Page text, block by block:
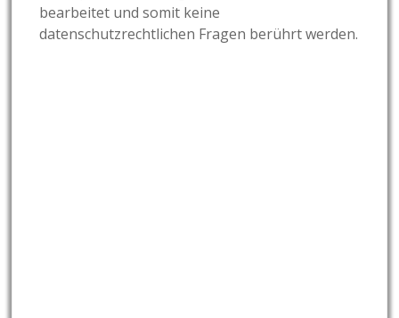
bearbeitet und somit keine
datenschutzrechtlichen Fragen berührt werden.